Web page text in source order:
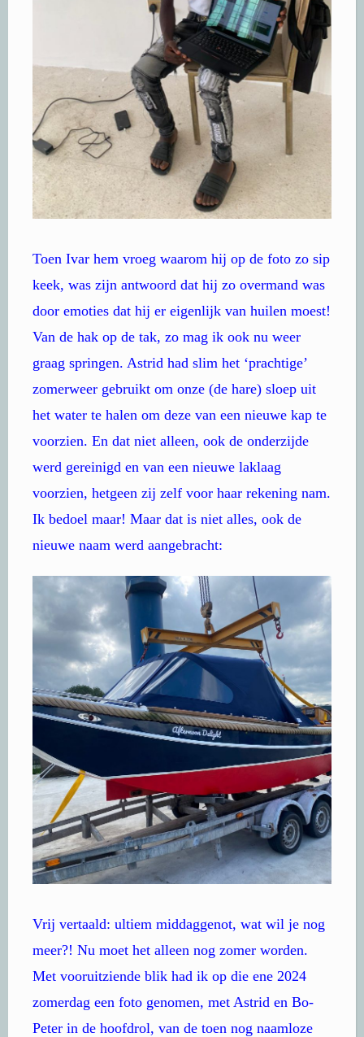
Toen Ivar hem vroeg waarom hij op de foto zo sip
keek, was zijn antwoord dat hij zo overmand was
door emoties dat hij er eigenlijk van huilen moest!
Van de hak op de tak, zo mag ik ook nu weer
graag springen. Astrid had slim het ‘prachtige’
zomerweer gebruikt om onze (de hare) sloep uit
het water te halen om deze van een nieuwe kap te
voorzien. En dat niet alleen, ook de onderzijde
werd gereinigd en van een nieuwe laklaag
voorzien, hetgeen zij zelf voor haar rekening nam.
Ik bedoel maar! Maar dat is niet alles, ook de
nieuwe naam werd aangebracht:
Vrij vertaald: ultiem middaggenot, wat wil je nog
meer?! Nu moet het alleen nog zomer worden.
Met vooruitziende blik had ik op die ene 2024
zomerdag een foto genomen, met Astrid en Bo-
Peter in de hoofdrol, van de toen nog naamloze